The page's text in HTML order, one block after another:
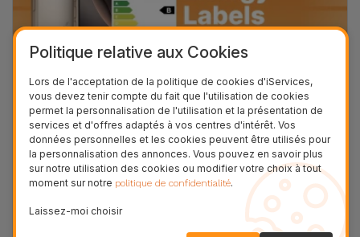
Traceurs et
Accessoires
Mobilité,
Auto et
Vélo
Accessoires
iServices avec étiquette énergétique
sur Smartphones et Tablettes
14/07/2025 12:36 - Tiago Miguel Magalhães de Abreu
La nouvelle réglementation de l'Union européenne
sur les étiquettes énergétiques pour smartphones
et tablettes est désormais disponible sur iServices.
Politique relative aux Cookies
Lors de l'acceptation de la politique de cookies d'iServices,
vous devez tenir compte du fait que l'utilisation de cookies
permet la personnalisation de l'utilisation et la présentation de
services et d'offres adaptés à vos centres d'intérêt. Vos
données personnelles et les cookies peuvent être utilisés pour
la personnalisation des annonces. Vous pouvez en savoir plus
sur notre utilisation des cookies ou modifier votre choix à tout
moment sur notre politique de confidentialité.
Laissez-moi choisir